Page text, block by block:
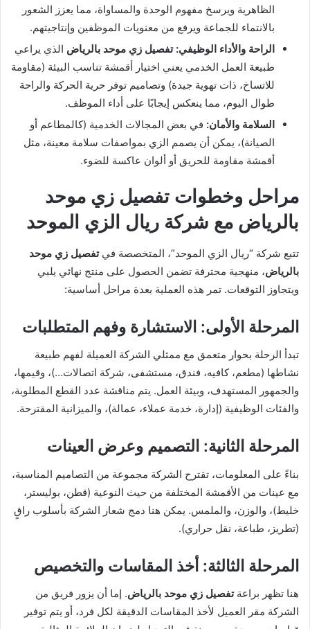
الظاهرية ويرسخ مفهوم الوحدة والمساواة، مما يعزز الشعور
بالانتماء للجماعة ويرفع من معنويات الموظفين وإنتاجيتهم.
الراحة والأداء الوظيفي: تفصيل زي موحد بالرياض الذي يراعي
طبيعة العمل الخدمي يعني اختيار أقمشة تناسب البيئة (مقاومة
للاتساخ، ذات تهوية جيدة) وتصاميم توفر حرية الحركة والراحة
طوال اليوم، مما ينعكس إيجابًا على أداء الموظف.
السلامة والأمان: في بعض المجالات الخدمية (كالمطاعم أو
الصيانة)، يمكن أن يصمم الزي بمواصفات سلامة معينة، مثل
أقمشة مقاومة للحريق أو ألوان عاكسة للضوء.
مراحل وخطوات تفصيل زي موحد
بالرياض مع شركة ريال الزي الموحد
تتبع شركة “ريال الزي الموحد”، المتخصصة فيتفصيل زي موحد
بالرياض، منهجية محترفة تضمن الحصول على منتج نهائي يلبي
ويتجاوز التوقعات. تمر هذه العملية بعدة مراحل أساسية:
المرحلة الأولى: الاستشارة وفهم المتطلبات
تبدأ الرحلة بحوار متعمق مع ممثلي الشركة العميلة لفهم طبيعة
نشاطها (مطعم، كافيه، فندق، مستشفى، شركة اتصالات…)، وقيمها،
والجمهور المستهدف، وبيئة العمل. يتم مناقشة عدد القطع المطلوبة،
والفئات الوظيفية (إدارة، خدمة عملاء، عمالة)، والميزانية المقترحة.
المرحلة الثانية: التصميم وعرض العينات
بناءً على المعلومات، تقترح الشركة مجموعة من التصاميم المناسبة،
مع عينات من الأقمشة المختلفة من حيث النوعية (قطن، بوليستر،
خليط)، والوزن، والملمس. يمكن هنا دمج شعار الشركة بأسلوب راقٍ
(تطريز، طباعة، نقل حراري).
المرحلة الثالثة: أخذ المقاسات والتخصيص
هنا تظهر براعةتفصيل زي موحد بالرياض. إما أن يزور فريق من
الشركة مقر العميل لأخذ المقاسات الدقيقة لكل فرد، أو يتم توفير